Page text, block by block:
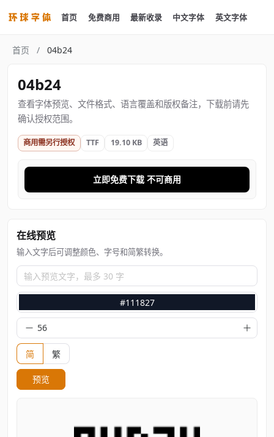
首页 免费商用 最新收录 中文字体 英文字体
首页 / 04b24
04b24
查看字体预览、文件格式、语言覆盖和版权备注，下载前请先
确认授权范围。
商用需另行授权 TTF 19.10 KB 英语
立即免费下载 不可商用
在线预览
输入文字后可调整颜色、字号和简繁转换。
输入预览文字，最多 30 字
#111827
简 繁
预览